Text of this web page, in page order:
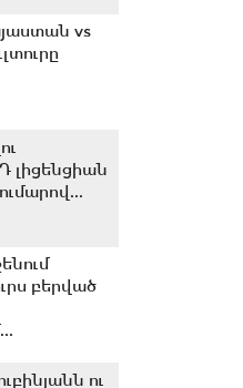
vs
լիցենցիան
բերված
ու